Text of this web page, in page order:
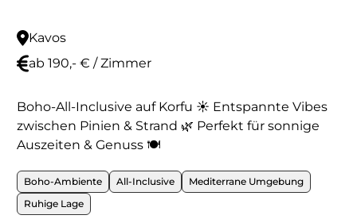
Kavos
ab 190,- € / Zimmer
Boho-All-Inclusive auf Korfu ☀️ Entspannte Vibes
zwischen Pinien & Strand 🌿 Perfekt für sonnige
Auszeiten & Genuss 🍽️
Boho-Ambiente All-Inclusive
Mediterrane Umgebung
Ruhige Lage